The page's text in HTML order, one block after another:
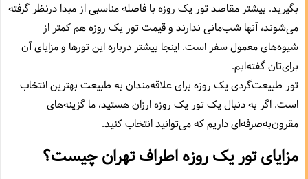
بگیرید. بیشتر مقاصد تور یک روزه با فاصله مناسبی از مبدا درنظر گرفته
می‌شوند،‌ آنها شب‌مانی ندارند و قیمت تور یک روزه هم کمتر از
شیوه‌های معمول سفر است. اینجا بیشتر درباره این تورها و مزایای آن
برای‌تان گفته‌ایم.
تور طبیعت‌گردی یک روزه برای علاقه‌مندان به طبیعت بهترین انتخاب
است. اگر به دنبال یک تور یک روزه ارزان هستید، ما گزینه‌های
مقرون‌به‌صرفه‌ای داریم که می‌توانید انتخاب کنید.
مزایای تور یک روزه اطراف تهران چیست؟